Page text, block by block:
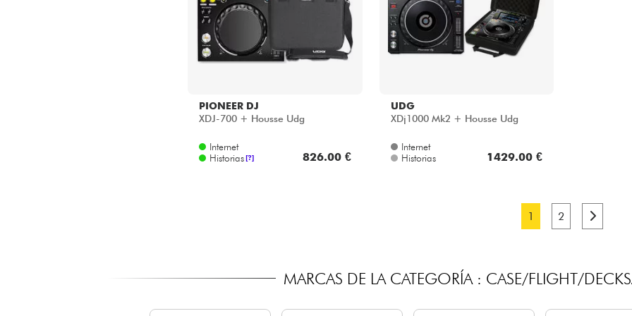
PIONEER DJ
XDJ-700 + Housse Udg
Internet
Historias[?] 826.00 €
UDG
XDj1000 Mk2 + Housse Udg
Internet
Historias
1429.00 €
1 2
MARCAS DE LA CATEGORÍA : CASE/FLIGHT/